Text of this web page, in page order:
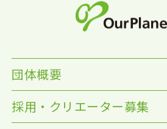
団体概要
採用・クリエーター募集